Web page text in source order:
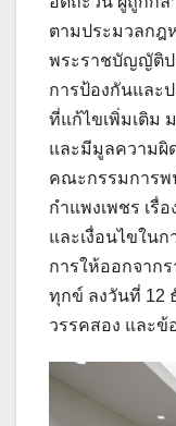
ตามประมวลกฎ
พระราชบัญญัติป
การป้องกันและ
ที่แก้ไขเพิ่มเติม
และมีมูลความผิ
คณะกรรมการพ
กำแพงเพชร เรื่
และเงื่อนไขใน
การให้ออกจาก
ทุกข์ ลงวันที่ 12
วรรคสอง และข้